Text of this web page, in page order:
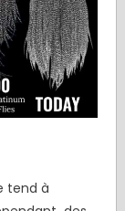
tend à